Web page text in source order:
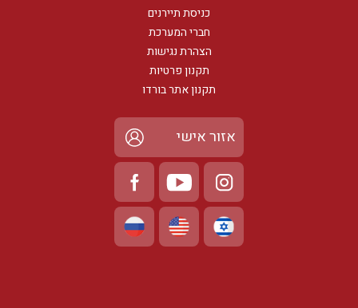
כניסת תיירנים
חברי המערכת
הצהרת נגישות
תקנון פרטיות
תקנון אתר בורדו
אזור אישי